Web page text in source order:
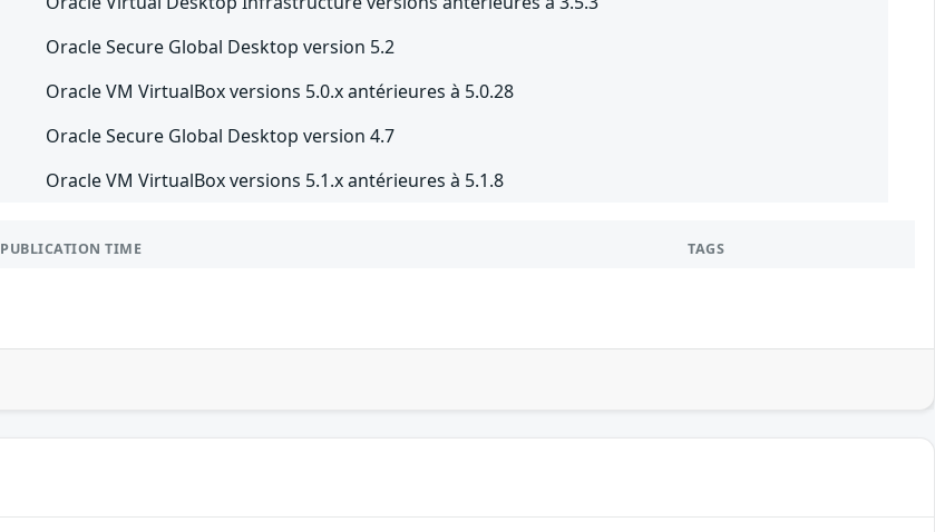
Oracle Secure Global Desktop version 5.2
Oracle VM VirtualBox versions 5.0.x antérieures à 5.0.28
Oracle Secure Global Desktop version 4.7
Oracle VM VirtualBox versions 5.1.x antérieures à 5.1.8
PUBLICATION TIME TAGS